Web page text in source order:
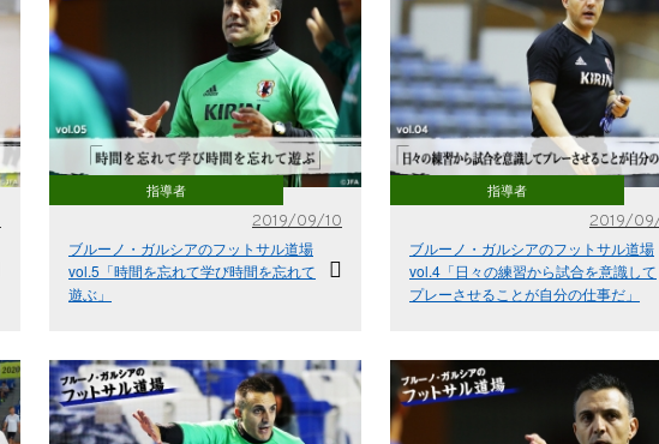
指導者
2019/09/10
ブルーノ・ガルシアのフットサル道場
vol.5「時間を忘れて学び時間を忘れて
遊ぶ」
指導者
2019/
ブルーノ・ガルシアのフットサル道場
vol.4「日々の練習から試合を意識して
プレーさせることが自分の仕事だ」